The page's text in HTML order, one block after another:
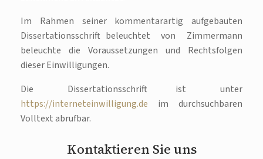
Im Rahmen seiner kommentarartig aufgebauten
Dissertationsschrift beleuchtet von Zimmermann
beleuchte die Voraussetzungen und Rechtsfolgen
dieser Einwilligungen.
Die Dissertationsschrift ist unter
https://interneteinwilligung.de im durchsuchbaren
Volltext abrufbar.
Kontaktieren Sie uns